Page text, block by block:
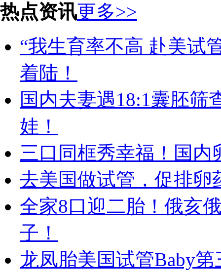
热点资讯更多>>
“我生育率不高 赴美试
着陆！
国内夫妻遇18:1囊胚筛
娃！
三口同框秀幸福！国
去美国做试管，促排卵
全家8口迎二胎！俄亥
子！
龙凤胎美国试管Baby